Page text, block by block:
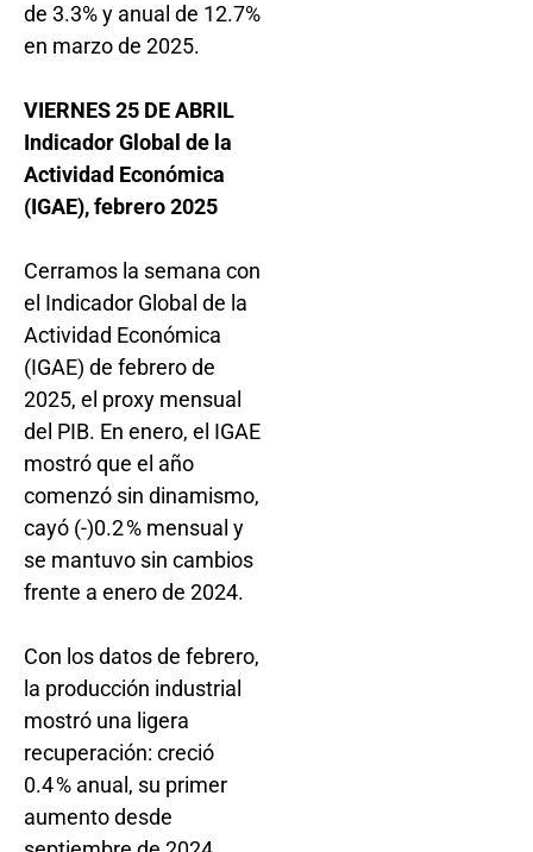
de 3.3% y anual de 12.7%
en marzo de 2025.
VIERNES 25 DE ABRIL
Indicador Global de la
Actividad Económica
(IGAE), febrero 2025
Cerramos la semana con
el Indicador Global de la
Actividad Económica
(IGAE) de febrero de
2025, el proxy mensual
del PIB. En enero, el IGAE
mostró que el año
comenzó sin dinamismo,
cayó (-)0.2 % mensual y
se mantuvo sin cambios
frente a enero de 2024.
Con los datos de febrero,
la producción industrial
mostró una ligera
recuperación: creció
0.4 % anual, su primer
aumento desde